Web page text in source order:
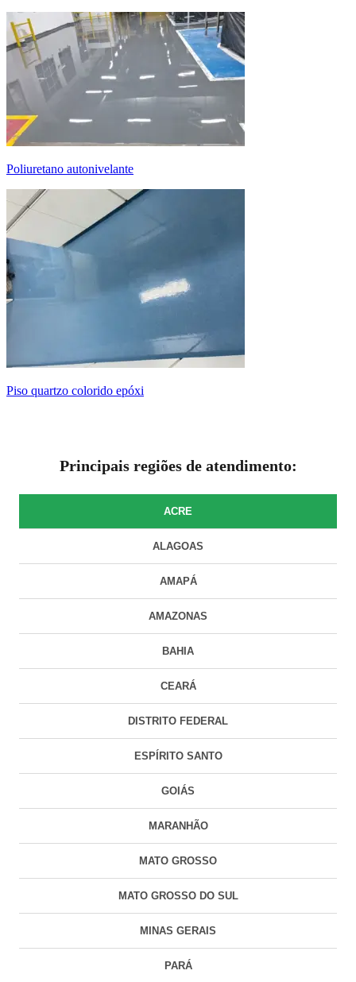
poliuretano autonivelante
piso quartzo colorido epóxi
Principais regiões de atendimento:
ACRE
ALAGOAS
AMAPÁ
AMAZONAS
BAHIA
CEARÁ
DISTRITO FEDERAL
ESPÍRITO SANTO
GOIÁS
MARANHÃO
MATO GROSSO
MATO GROSSO DO SUL
MINAS GERAIS
PARÁ